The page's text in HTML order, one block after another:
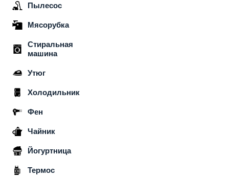
Пылесос
Мясорубка
Стиральная
машина
Утюг
Холодильник
Фен
Чайник
Йогуртница
Термос